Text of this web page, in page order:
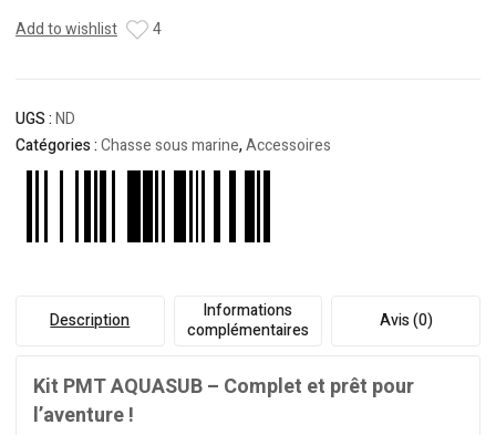
Add to wishlist 4
UGS :ND
Catégories :Chasse sous marine,Accessoires
Description
Informations
complémentaires
Avis (0)
Kit PMT AQUASUB – Complet et prêt pour
l’aventure !